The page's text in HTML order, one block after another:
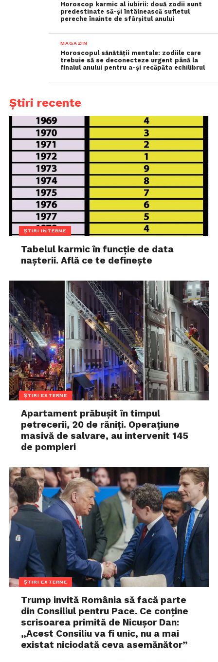
Horoscop karmic al iubirii: două zodii sunt
predestinate să-și întâlnească sufletul
pereche înainte de sfârșitul anului
MAGAZIN
Horoscopul sănătății mentale: zodiile care
trebuie să se deconecteze urgent până la
finalul anului pentru a-și recăpăta echilibrul
Știri recente
ȘTIRI INTERNE
Tabelul karmic în funcție de data
nașterii. Află ce te definește
ȘTIRI EXTERNE
Apartament prăbușit în timpul
petrecerii, 20 de răniți. Operațiune
masivă de salvare, au intervenit 145
de pompieri
ȘTIRI EXTERNE
Trump invită România să facă parte
din Consiliul pentru Pace. Ce conține
scrisoarea primită de Nicușor Dan:
„Acest Consiliu va fi unic, nu a mai
existat niciodată ceva asemănător”